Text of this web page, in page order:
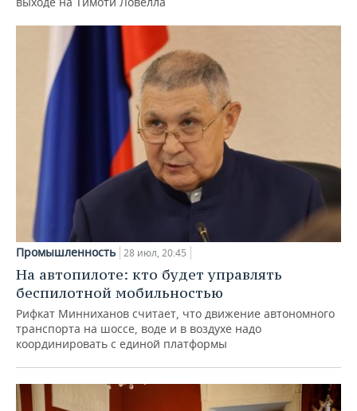
Промышленность 28 июл, 20:45
На автопилоте: кто будет управлять
беспилотной мобильностью
Рифкат Минниханов считает, что движение автономного
транспорта на шоссе, воде и в воздухе надо
координировать с единой платформы